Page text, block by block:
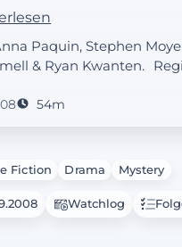
entlassen
werden gefunden.
Bill Sookies Familie
empfangen.
Paquin, Stephen
& Ryan Kwanten.
54m
Fiction Drama Mystery
Watchlog